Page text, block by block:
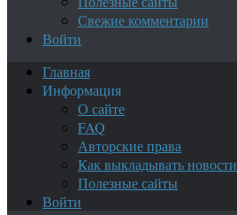
Свежие комментарии
Войти
Главная
Информация
О сайте
FAQ
Авторские права
Как выкладывать новости
Полезные сайты
Войти